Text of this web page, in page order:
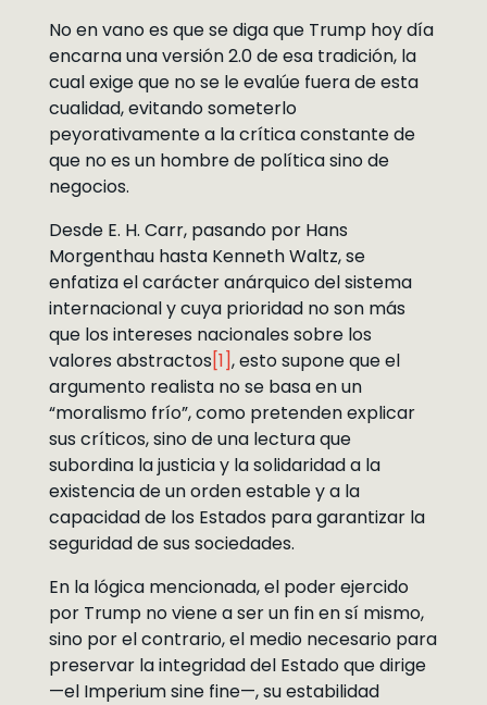
No en vano es que se diga que Trump hoy día
encarna una versión 2.0 de esa tradición, la
cual exige que no se le evalúe fuera de esta
cualidad, evitando someterlo
peyorativamente a la crítica constante de
que no es un hombre de política sino de
negocios.
Desde E. H. Carr, pasando por Hans
Morgenthau hasta Kenneth Waltz, se
enfatiza el carácter anárquico del sistema
internacional y cuya prioridad no son más
que los intereses nacionales sobre los
valores abstractos[1], esto supone que el
argumento realista no se basa en un
“moralismo frío”, como pretenden explicar
sus críticos, sino de una lectura que
subordina la justicia y la solidaridad a la
existencia de un orden estable y a la
capacidad de los Estados para garantizar la
seguridad de sus sociedades.
En la lógica mencionada, el poder ejercido
por Trump no viene a ser un fin en sí mismo,
sino por el contrario, el medio necesario para
preservar la integridad del Estado que dirige
—el Imperium sine fine—, su estabilidad